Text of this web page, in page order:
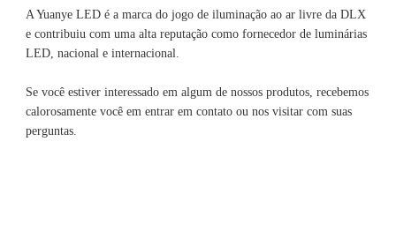
A Yuanye LED é a marca do jogo de iluminação ao ar livre da DLX
e contribuiu com uma alta reputação como fornecedor de luminárias
Se você estiver interessado em algum de nossos produtos, recebemos
calorosamente você em entrar em contato ou nos visitar com suas